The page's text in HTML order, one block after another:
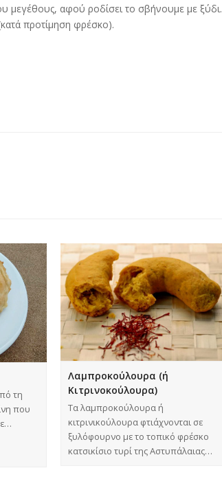
μεγέθους, αφού ροδίσει το σβήνουμε με ξύδι.
προτίμηση φρέσκο).
τη
που
Λαμπροκούλουρα (ή
Κιτρινοκούλουρα)
Τα λαμπροκούλουρα ή
κιτρινικούλουρα φτιάχνονται σε
ξυλόφουρνο με το τοπικό φρέσκο
κατσικίσιο τυρί της Αστυπάλαιας…